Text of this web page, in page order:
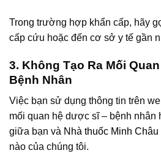
Trong trường hợp khẩn cấp, hãy
cấp cứu hoặc đến cơ sở y tế gần
3. Không Tạo Ra Mối
Bệnh Nhân
Việc bạn sử dụng thông tin trên
mối quan hệ dược sĩ – bệnh nhân
giữa bạn và Nhà thuốc Minh Châu
nào của chúng tôi.